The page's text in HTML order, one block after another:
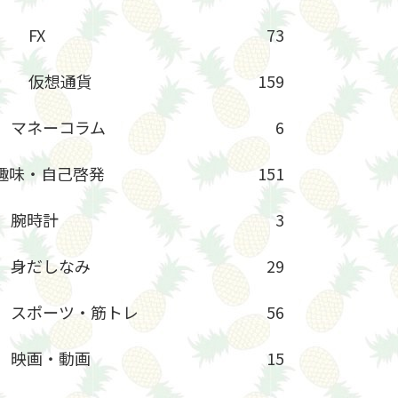
FX
73
仮想通貨
159
マネーコラム
6
味・自己啓発
151
腕時計
3
身だしなみ
29
スポーツ・筋トレ
56
映画・動画
15